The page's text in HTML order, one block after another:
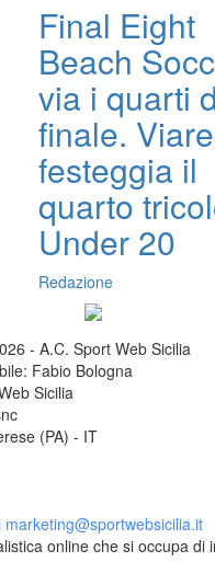
Final Eight
Beach
via i quarti
finale.
festeggia il
quarto
Under 20
Redazione
- A.C. Sport Web Sicilia
Fabio Bologna
Sicilia
(PA) - IT
marketing@sportwebsicilia.it
online che si occupa di